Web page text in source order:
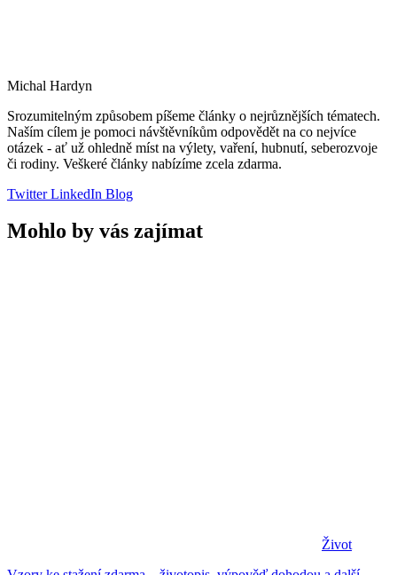
Michal Hardyn
Srozumitelným způsobem píšeme články o nejrůznějších tématech.
Naším cílem je pomoci návštěvníkům odpovědět na co nejvíce
otázek - ať už ohledně míst na výlety, vaření, hubnutí, seberozvoje
či rodiny. Veškeré články nabízíme zcela zdarma.
TwitterLinkedIn Blog
Mohlo by vás zajímat
Život